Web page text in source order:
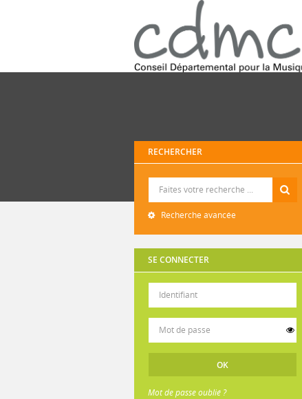
RECHERCHER
Recherche avancée
SE CONNECTER
Mot de passe oublié ?